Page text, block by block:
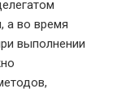
а во время
выполнении